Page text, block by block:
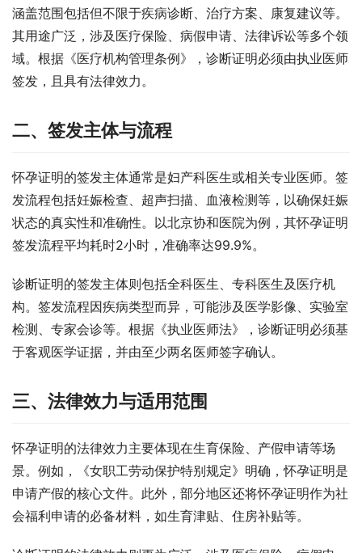
涵盖范围包括但不限于疾病诊断、治疗方案、康复建议等。
其用途广泛，涉及医疗保险、病假申请、法律诉讼等多个领
域。根据《医疗机构管理条例》，诊断证明必须由执业医师
签发，且具有法律效力。
二、签发主体与流程
怀孕证明的签发主体通常是妇产科医生或相关专业医师。签
发流程包括妊娠检查、超声扫描、血液检测等，以确保妊娠
状态的真实性和准确性。以北京协和医院为例，其怀孕证明
签发流程平均耗时2小时，准确率达99.9%。
诊断证明的签发主体则包括全科医生、专科医生及医疗机
构。签发流程因疾病类型而异，可能涉及医学影像、实验室
检测、专家会诊等。根据《执业医师法》，诊断证明必须基
于客观医学证据，并由至少两名医师签字确认。
三、法律效力与适用范围
怀孕证明的法律效力主要体现在生育保险、产假申请等场
景。例如，《女职工劳动保护特别规定》明确，怀孕证明是
申请产假的核心文件。此外，部分地区还将怀孕证明作为社
会福利申请的必备材料，如生育津贴、住房补贴等。